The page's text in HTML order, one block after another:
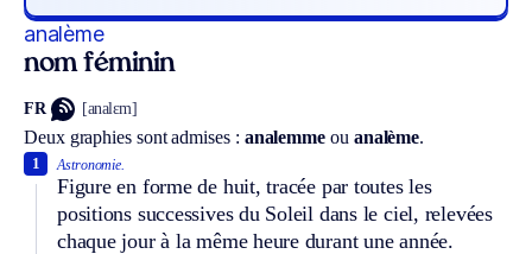
analème
nom féminin
FR [analɛm]
Deux graphies sont admises : analemme ou analème.
Astronomie.
Figure en forme de huit, tracée par toutes les
positions successives du Soleil dans le ciel, relevées
chaque jour à la même heure durant une année.
1